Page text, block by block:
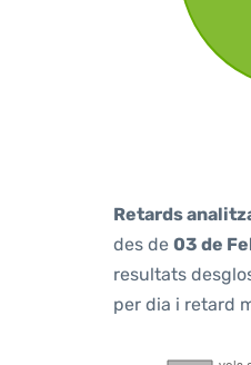
Retards
des de 03 de
resultats
per dia i retard